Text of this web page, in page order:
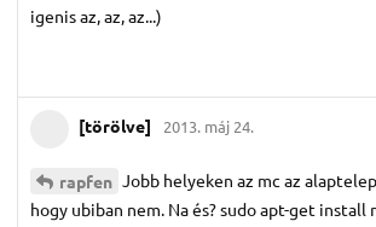
igenis az, az, az...)
[törölve] 2013. máj 24.
rapfen Jobb helyeken az mc az
hogy ubiban nem. Na és? sudo apt-get install